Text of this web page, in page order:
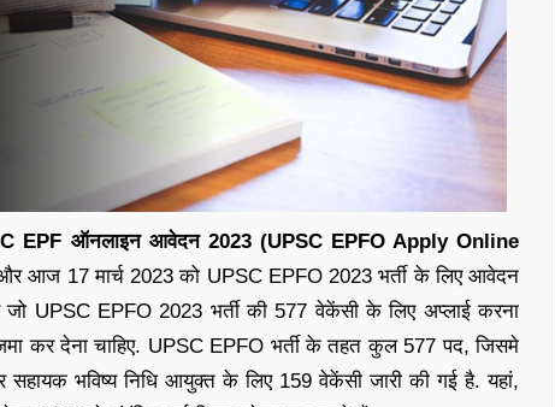
EPF ऑनलाइन आवेदन 2023 (UPSC EPFO Apply Online
आज 17 मार्च 2023 को UPSC EPFO 2023 भर्ती के लिए आवेदन
जो UPSC EPFO 2023 भर्ती की 577 वेकेंसी के लिए अप्लाई करना
कर देना चाहिए. UPSC EPFO भर्ती के तहत कुल 577 पद, जिसमे
सहायक भविष्य निधि आयुक्त के लिए 159 वेकेंसी जारी की गई है. यहां,